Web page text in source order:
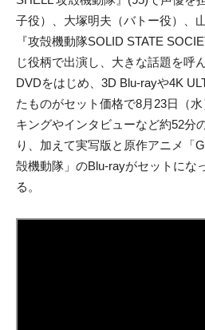
子役）、 大塚明夫（バトー役）、
『攻殻機動隊SOLID STATE
じ役柄で出演し、大きな話題を呼
DVDをはじめ、3D Blu-rayや4K
たものがセット価格で8月23日（
キングやインタビューなど約52分
り、加えて実写版と原作アニメ「
殻機動隊」のBlu-rayがセットにな
る。